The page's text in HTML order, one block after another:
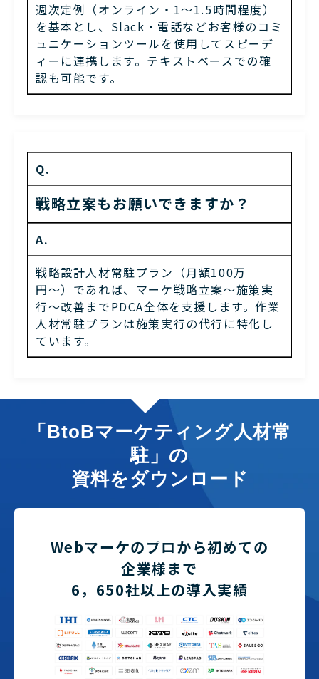
週次定例（オンライン・1〜1.5時間程度）
を基本とし、Slack・電話などお客様のコミ
ュニケーションツールを使用してスピーデ
ィーに連携します。テキストベースでの確
認も可能です。
Q.
戦略立案もお願いできますか？
A.
戦略設計人材常駐プラン（月額100万
円〜）であれば、マーケ戦略立案〜施策実
行〜改善までPDCA全体を支援します。作業
人材常駐プランは施策実行の代行に特化し
ています。
「BtoBマーケティング人材常
駐」の
資料をダウンロード
Webマーケのプロから初めての
企業様まで
6，650社以上の導入実績